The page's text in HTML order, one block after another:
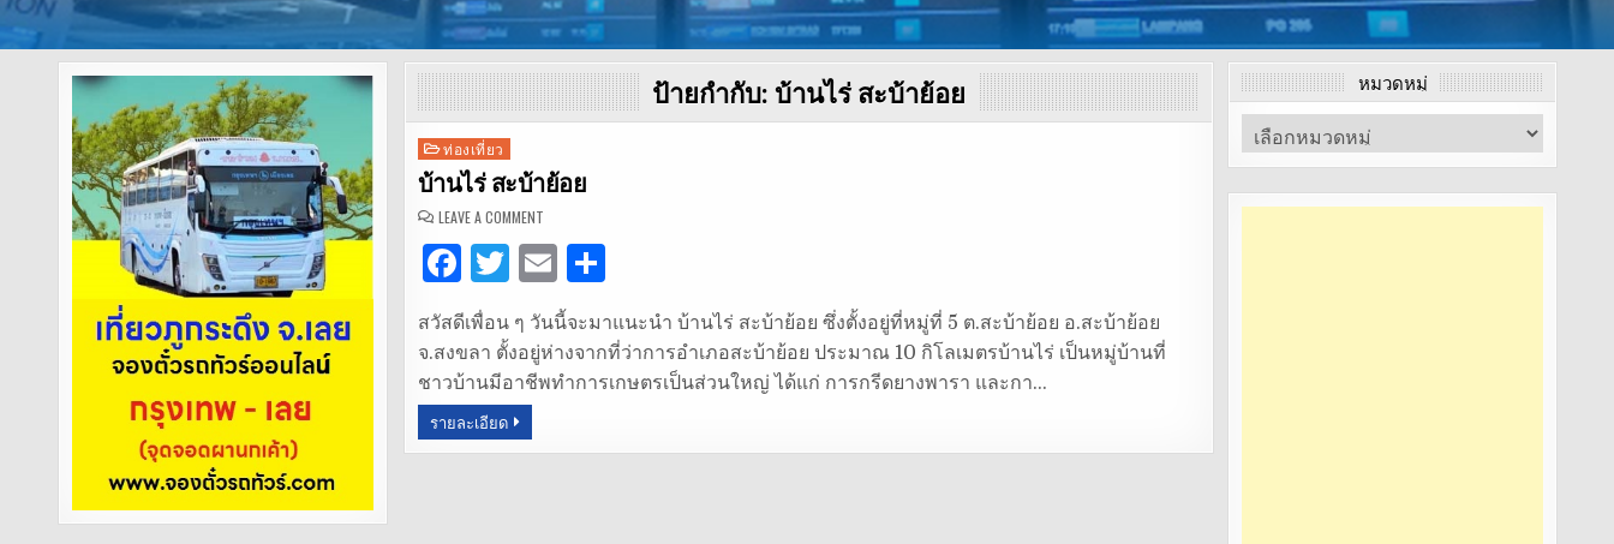
ป้ายกำกับ: บ้านไร่ สะบ้าย้อย
Posted
in
ท่องเที่ยว
บ้านไร่ สะบ้าย้อย
LEAVE A COMMENTON
สะบ้าย้อย
F
a
c
e
b
o
T
it
te
r
E
m
ai
l
S
ar
e
สวัสดีเพื่อน ๆ วันนี้จะมาแนะนำ บ้านไร่ สะบ้าย้อย ซึ่งตั้งอยู่ที่หมู่ที่ 5 ต.สะบ้าย้อย อ.สะบ้าย้อย
จ.สงขลา ตั้งอยู่ห่างจากที่ว่าการอำเภอสะบ้าย้อย ประมาณ 10 กิโลเมตรบ้านไร่ เป็นหมู่บ้านที่
ชาวบ้านมีอาชีพทำการเกษตรเป็นส่วนใหญ่ ได้แก่ การกรีดยางพารา และกา…
รายละเอียด
หมวดหมู่
หมวด
หมู่